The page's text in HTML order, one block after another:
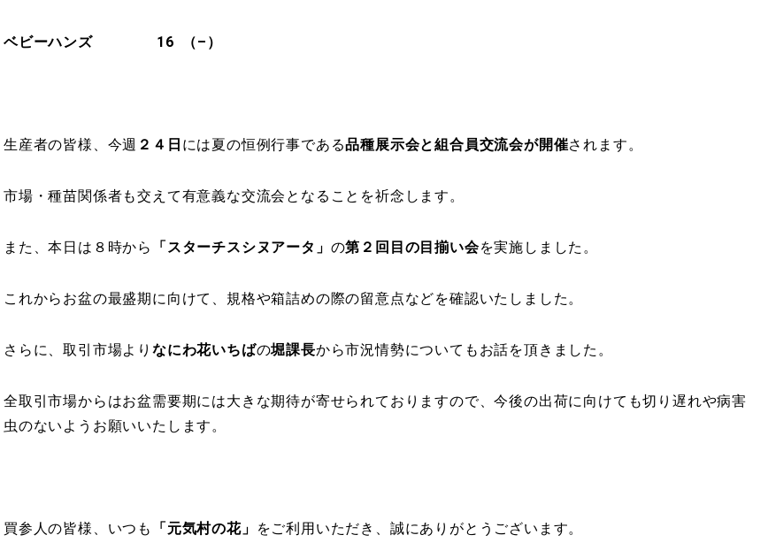
ベビーハンズ 16 （–）
生産者の皆様、今週 ２４日 には夏の恒例行事である品種展示会と組合員交流会が開催されます。
市場・種苗関係者も交えて有意義な交流会となることを祈念します。
また、本日は８時から 「スターチスシヌアータ」 の第２回目の目揃い会を実施しました。
これからお盆の最盛期に向けて、規格や箱詰めの際の留意点などを確認いたしました。
さらに、取引市場より なにわ花いちばの堀課長から市況情勢についてもお話を頂きました。
全取引市場からはお盆需要期には大きな期待が寄せられておりますので、今後の出荷に向けても切り遅れや病害
虫のないようお願いいたします。
買参人の皆様、いつも 「元気村の花」 をご利用いただき、誠にありがとうございます。